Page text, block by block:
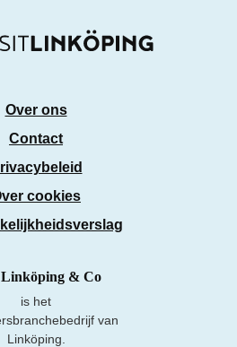
Over ons
Contact
cookies
& Co
is het
van
Linköping.